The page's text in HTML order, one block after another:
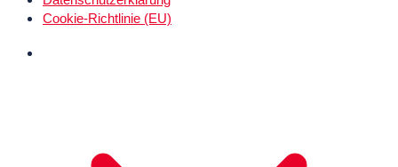
Cookie-Richtlinie (EU)